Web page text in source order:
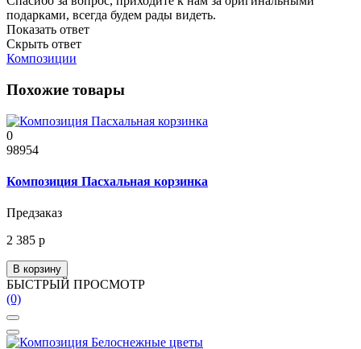
подарками, всегда будем рады видеть.
Показать ответ
Скрыть ответ
Композиции
Похожие товары
0
98954
Композиция Пасхальная корзинка
Предзаказ
2 385 р
В корзину
БЫСТРЫЙ ПРОСМОТР
(0)